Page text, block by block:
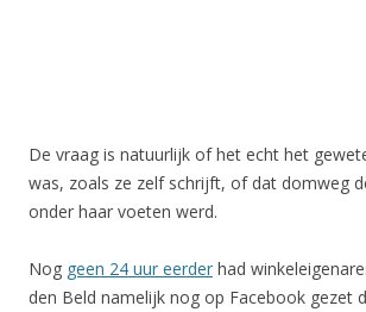
De vraag is natuurlijk of het echt het
was, zoals ze zelf schrijft, of dat domweg
onder haar voeten werd.
Nog geen 24 uur eerder had
den Beld namelijk nog op Facebook gezet